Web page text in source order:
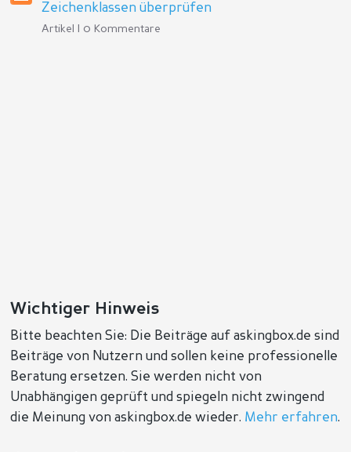
Zeichenklassen überprüfen
Artikel | 0 Kommentare
Wichtiger Hinweis
Bitte beachten Sie: Die Beiträge auf askingbox.de sind
Beiträge von Nutzern und sollen keine professionelle
Beratung ersetzen. Sie werden nicht von
Unabhängigen geprüft und spiegeln nicht zwingend
die Meinung von askingbox.de wieder. Mehr erfahren.